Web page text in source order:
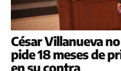
César Villanueva
pide 18 meses de
en su contra